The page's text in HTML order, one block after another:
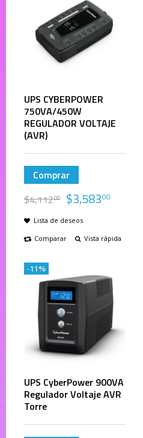
UPS CYBERPOWER
750VA/450W
REGULADOR VOLTAJE
(AVR)
Comprar
$4,11200 $3,58300
Lista de deseos
Comparar
Vista rápida
UPS CyberPower 900VA
Regulador Voltaje AVR
Torre
-11%